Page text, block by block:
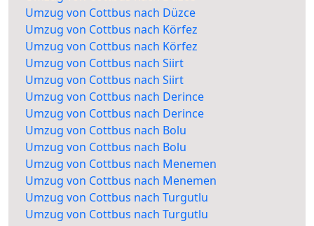
Umzug von Cottbus nach Düzce
Umzug von Cottbus nach Körfez
Umzug von Cottbus nach Körfez
Umzug von Cottbus nach Siirt
Umzug von Cottbus nach Siirt
Umzug von Cottbus nach Derince
Umzug von Cottbus nach Derince
Umzug von Cottbus nach Bolu
Umzug von Cottbus nach Bolu
Umzug von Cottbus nach Menemen
Umzug von Cottbus nach Menemen
Umzug von Cottbus nach Turgutlu
Umzug von Cottbus nach Turgutlu